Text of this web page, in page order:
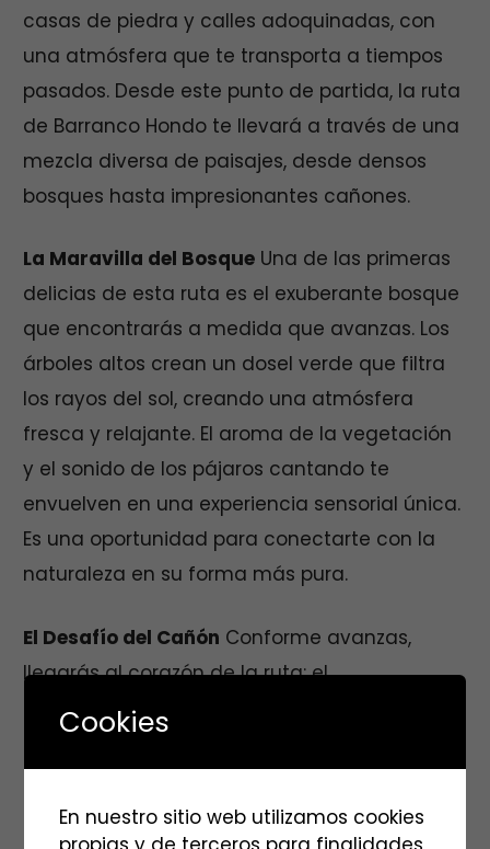
casas de piedra y calles adoquinadas, con
una atmósfera que te transporta a tiempos
pasados. Desde este punto de partida, la ruta
de Barranco Hondo te llevará a través de una
mezcla diversa de paisajes, desde densos
bosques hasta impresionantes cañones.
La Maravilla del Bosque Una de las primeras
delicias de esta ruta es el exuberante bosque
que encontrarás a medida que avanzas. Los
árboles altos crean un dosel verde que filtra
los rayos del sol, creando una atmósfera
fresca y relajante. El aroma de la vegetación
y el sonido de los pájaros cantando te
envuelven en una experiencia sensorial única.
Es una oportunidad para conectarte con la
naturaleza en su forma más pura.
El Desafío del Cañón Conforme avanzas,
llegarás al corazón de la ruta: el
impresionante cañón de Barranco Hondo. Las
un espectáculo impresionante. Aquí, la
naturaleza ha esculpido una obra maestra
Cookies
En nuestro sitio web utilizamos cookies